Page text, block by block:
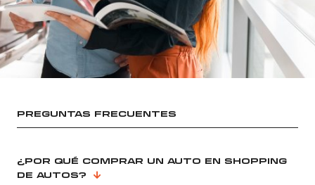
PREGUNTAS FRECUENTES
¿POR QUÉ COMPRAR UN AUTO EN SHOPPING
DE AUTOS?